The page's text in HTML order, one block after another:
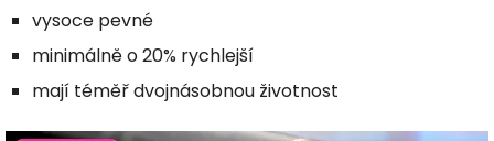
vysoce pevné
minimálně o 20% rychlejší
mají téměř dvojnásobnou životnost